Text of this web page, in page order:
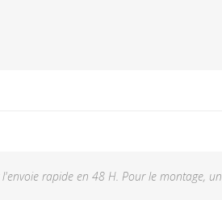
rapide en 48 H. Pour le montage, un